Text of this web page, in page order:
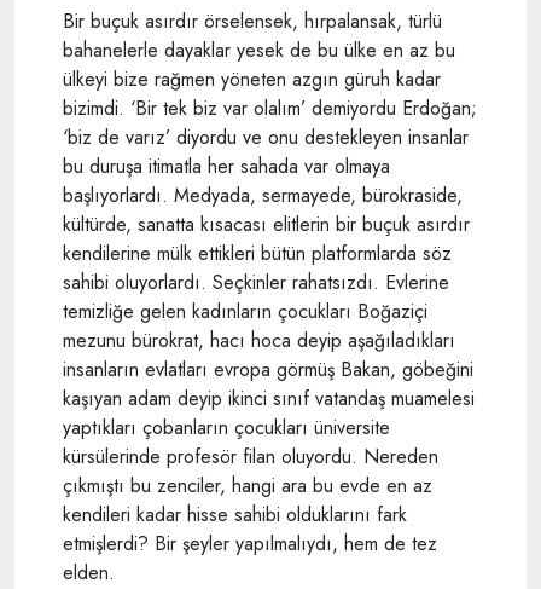
Bir buçuk asırdır örselensek, hırpalansak, türlü
bahanelerle dayaklar yesek de bu ülke en az bu
ülkeyi bize rağmen yöneten azgın güruh kadar
bizimdi. ‘Bir tek biz var olalım’ demiyordu Erdoğan;
‘biz de varız’ diyordu ve onu destekleyen insanlar
bu duruşa itimatla her sahada var olmaya
başlıyorlardı. Medyada, sermayede, bürokraside,
kültürde, sanatta kısacası elitlerin bir buçuk asırdır
kendilerine mülk ettikleri bütün platformlarda söz
sahibi oluyorlardı. Seçkinler rahatsızdı. Evlerine
temizliğe gelen kadınların çocukları Boğaziçi
mezunu bürokrat, hacı hoca deyip aşağıladıkları
insanların evlatları evropa görmüş Bakan, göbeğini
kaşıyan adam deyip ikinci sınıf vatandaş muamelesi
yaptıkları çobanların çocukları üniversite
kürsülerinde profesör filan oluyordu. Nereden
çıkmıştı bu zenciler, hangi ara bu evde en az
kendileri kadar hisse sahibi olduklarını fark
etmişlerdi? Bir şeyler yapılmalıydı, hem de tez
elden.